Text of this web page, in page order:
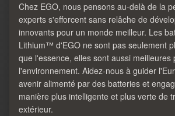
Chez EGO, nous pensons au-delà de la
experts s'efforcent sans relâche de
innovants pour un monde meilleur. Les
Lithium™ d'EGO ne sont pas seulement
que l'essence, elles sont aussi meilleures
l'environnement. Aidez-nous à guider
avenir alimenté par des batteries et
manière plus intelligente et plus verte de
extérieur.